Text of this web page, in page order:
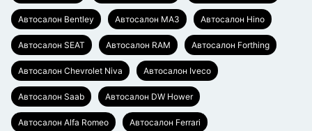
Автосалон Bentley Автосалон МАЗ Автосалон Hino
Автосалон SEAT Автосалон RAM Автосалон Forthing
Автосалон Chevrolet Niva Автосалон Iveco
Автосалон Saab Автосалон DW Hower
Автосалон Alfa Romeo Автосалон Ferrari